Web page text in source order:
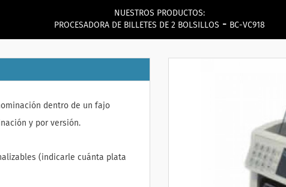
NUESTROS PRODUCTOS:
PROCESADORA DE BILLETES DE 2 BOLSILLOS - BC-VC918
dentro de un fajo
y por versión.
(indicarle cuánta plata